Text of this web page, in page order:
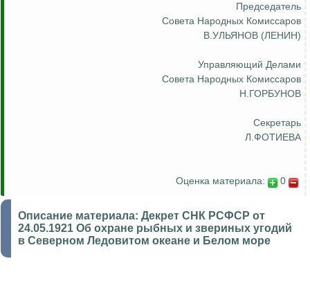
Председатель
Совета Народных Комиссаров
В.УЛЬЯНОВ (ЛЕНИН)
Управляющий Делами
Совета Народных Комиссаров
Н.ГОРБУНОВ
Секретарь
Л.ФОТИЕВА
Оценка материала: 0
Описание материала: Декрет СНК РСФСР от
24.05.1921 Об охране рыбных и звериных угодий
в Северном Ледовитом океане и Белом море